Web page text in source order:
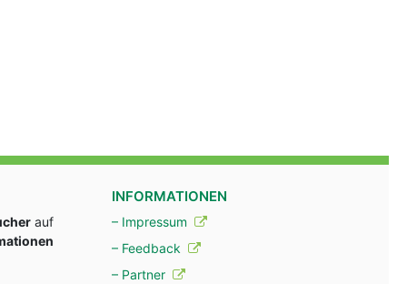
auf
INFORMATIONEN
– Impressum
– Feedback
– Partner